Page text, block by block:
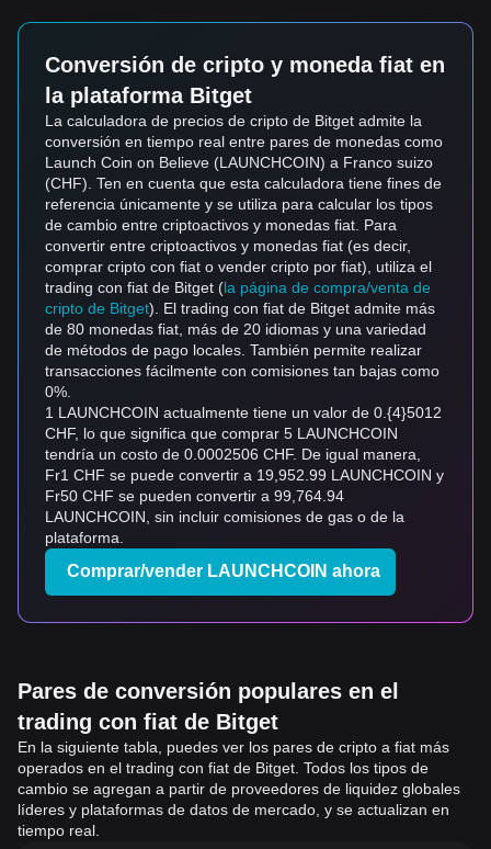
Conversión de cripto y moneda fiat en
la plataforma Bitget
La calculadora de precios de cripto de Bitget admite la
conversión en tiempo real entre pares de monedas como
Launch Coin on Believe (LAUNCHCOIN) a Franco suizo
(CHF). Ten en cuenta que esta calculadora tiene fines de
referencia únicamente y se utiliza para calcular los tipos
de cambio entre criptoactivos y monedas fiat. Para
convertir entre criptoactivos y monedas fiat (es decir,
comprar cripto con fiat o vender cripto por fiat), utiliza el
trading con fiat de Bitget (la página de compra/venta de
cripto de Bitget). El trading con fiat de Bitget admite más
de 80 monedas fiat, más de 20 idiomas y una variedad
de métodos de pago locales. También permite realizar
transacciones fácilmente con comisiones tan bajas como
0%.
1 LAUNCHCOIN actualmente tiene un valor de 0.{4}5012
CHF, lo que significa que comprar 5 LAUNCHCOIN
tendría un costo de 0.0002506 CHF. De igual manera,
Fr1 CHF se puede convertir a 19,952.99 LAUNCHCOIN y
Fr50 CHF se pueden convertir a 99,764.94
LAUNCHCOIN, sin incluir comisiones de gas o de la
plataforma.
Comprar/vender LAUNCHCOIN ahora
Pares de conversión populares en el
trading con fiat de Bitget
En la siguiente tabla, puedes ver los pares de cripto a fiat más
operados en el trading con fiat de Bitget. Todos los tipos de
cambio se agregan a partir de proveedores de liquidez globales
líderes y plataformas de datos de mercado, y se actualizan en
tiempo real.